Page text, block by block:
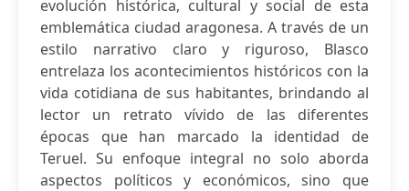
evolución histórica, cultural y social de esta
emblemática ciudad aragonesa. A través de un
estilo narrativo claro y riguroso, Blasco
entrelaza los acontecimientos históricos con la
vida cotidiana de sus habitantes, brindando al
lector un retrato vívido de las diferentes
épocas que han marcado la identidad de
Teruel. Su enfoque integral no solo aborda
aspectos políticos y económicos, sino que